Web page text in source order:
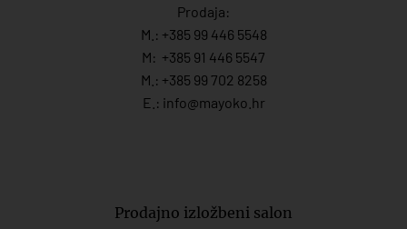
Prodaja:
M.: +385 99 446 5548
M: +385 91 446 5547
M.: +385 99 702 8258
E.: info@mayoko. hr
Prodajno izložbeni salon